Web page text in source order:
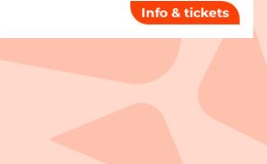
Info & tickets